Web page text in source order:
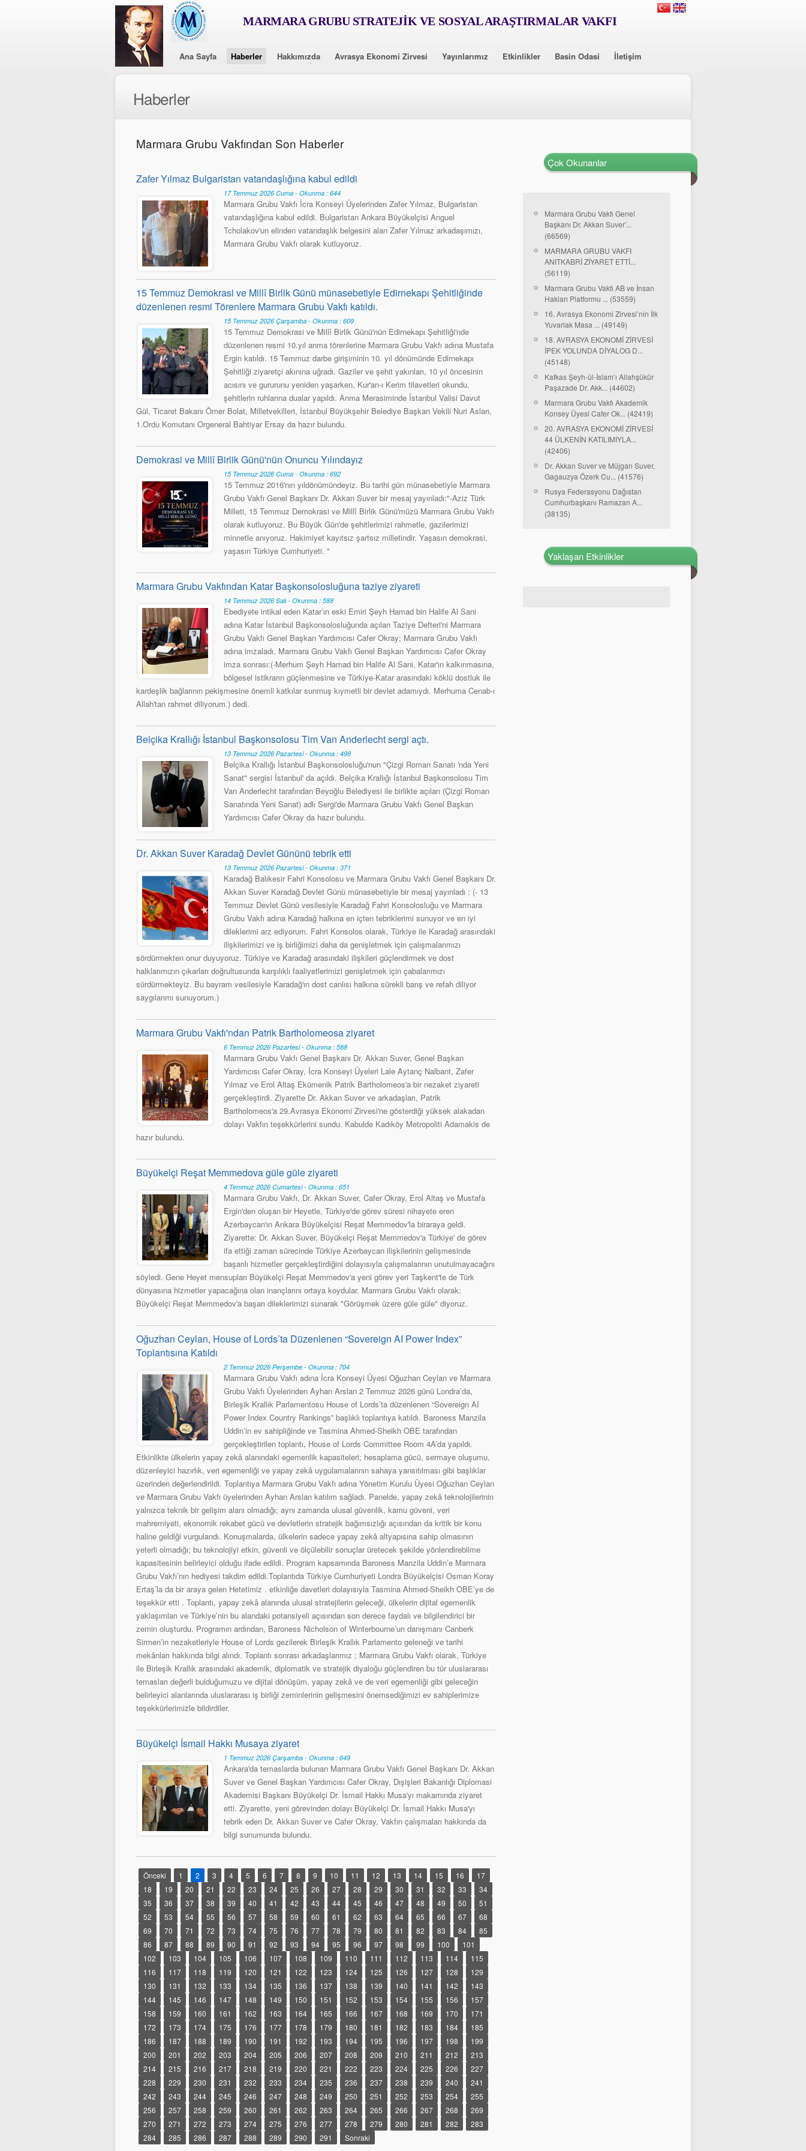
MARMARA GRUBU STRATEJİK VE SOSYAL ARAŞTIRMALAR VAKFI
Ana Sayfa Haberler Hakkımızda Avrasya Ekonomi Zirvesi Yayınlarımız Etkinlikler Basin Odasi İletişim
Haberler
Marmara Grubu Vakfından Son Haberler
Zafer Yılmaz Bulgaristan vatandaşlığına kabul edildi
17 Temmuz 2026 Cuma - Okunma : 644
Marmara Grubu Vakfı İcra Konseyi Üyelerinden Zafer Yılmaz, Bulgaristan
vatandaşlığına kabul edildi. Bulgaristan Ankara Büyükelçisi Anguel
Tcholakov'un elinden vatandaşlık belgesini alan Zafer Yılmaz arkadaşımızı,
Marmara Grubu Vakfı olarak kutluyoruz.
15 Temmuz Demokrasi ve Millî Birlik Günü münasebetiyle Edirnekapı Şehitliğinde
düzenlenen resmi Törenlere Marmara Grubu Vakfı katıldı.
15 Temmuz 2026 Çarşamba - Okunma : 609
15 Temmuz Demokrasi ve Millî Birlik Günü'nün Edirnekapı Şehitliği'nde
düzenlenen resmi 10.yıl anma törenlerine Marmara Grubu Vakfı adına Mustafa
Ergin katıldı. 15 Temmuz darbe girişiminin 10. yıl dönümünde Edirnekapı
Şehitliği ziyaretçi akınına uğradı. Gaziler ve şehit yakınları, 10 yıl öncesinin
acısını ve gururunu yeniden yaşarken, Kur'an-ı Kerim tilavetleri okundu,
şehitlerin ruhlarına dualar yapıldı. Anma Merasiminde İstanbul Valisi Davut
Gül, Ticaret Bakanı Ömer Bolat, Milletvekilleri, İstanbul Büyükşehir Belediye Başkan Vekili Nuri Aslan,
1.Ordu Komutanı Orgeneral Bahtiyar Ersay da hazır bulundu.
Demokrasi ve Millî Birlik Günü'nün Onuncu Yılındayız
15 Temmuz 2026 Cuma - Okunma : 692
15 Temmuz 2016'nın yıldönümündeyiz. Bu tarihi gün münasebetiyle Marmara
Grubu Vakfı Genel Başkanı Dr. Akkan Suver bir mesaj yayınladı:"-Aziz Türk
Milleti, 15 Temmuz Demokrasi ve Millî Birlik Günü'müzü Marmara Grubu Vakfı
olarak kutluyoruz. Bu Büyük Gün'de şehitlerimizi rahmetle, gazilerimizi
minnetle anıyoruz. Hakimiyet kayıtsız şartsız milletindir. Yaşasın demokrasi,
yaşasın Türkiye Cumhuriyeti. "
Marmara Grubu Vakfından Katar Başkonsolosluğuna taziye ziyareti
14 Temmuz 2026 Salı - Okunma : 588
Ebediyete intikal eden Katar’ın eski Emiri Şeyh Hamad bin Halife Al Sani
adına Katar İstanbul Başkonsolosluğunda açılan Taziye Defteri'ni Marmara
Grubu Vakfı Genel Başkan Yardımcısı Cafer Okray; Marmara Grubu Vakfı
adına imzaladı. Marmara Grubu Vakfı Genel Başkan Yardımcısı Cafer Okray
imza sonrası:(-Merhum Şeyh Hamad bin Halife Al Sani, Katar'ın kalkınmasına,
bölgesel istikrarın güçlenmesine ve Türkiye-Katar arasındaki köklü dostluk ile
kardeşlik bağlarının pekişmesine önemli katkılar sunmuş kıymetli bir devlet adamıydı. Merhuma Cenab-ı
Allah'tan rahmet diliyorum.) dedi.
Belçika Krallığı İstanbul Başkonsolosu Tim Van Anderlecht sergi açtı.
13 Temmuz 2026 Pazartesi - Okunma : 498
Belçika Krallığı İstanbul Başkonsolosluğu'nun "Çizgi Roman Sanatı 'nda Yeni
Sanat" sergisi İstanbul' da açıldı. Belçika Krallığı İstanbul Başkonsolosu Tim
Van Anderlecht tarafından Beyoğlu Belediyesi ile birlikte açılan (Çizgi Roman
Sanatında Yeni Sanat) adlı Sergi'de Marmara Grubu Vakfı Genel Başkan
Yardımcısı Cafer Okray da hazır bulundu.
Dr. Akkan Suver Karadağ Devlet Gününü tebrik etti
13 Temmuz 2026 Pazartesi - Okunma : 371
Karadağ Balıkesir Fahri Konsolosu ve Marmara Grubu Vakfı Genel Başkanı Dr.
Akkan Suver Karadağ Devlet Günü münasebetiyle bir mesaj yayınladı : (- 13
Temmuz Devlet Günü vesilesiyle Karadağ Fahri Konsolosluğu ve Marmara
Grubu Vakfı adına Karadağ halkına en içten tebriklerimi sunuyor ve en iyi
dileklerimi arz ediyorum. Fahri Konsolos olarak, Türkiye ile Karadağ arasındaki
ilişkilerimizi ve iş birliğimizi daha da genişletmek için çalışmalarımızı
sördürmekten onur duyuyoruz. Türkiye ve Karadağ arasındaki ilişkileri güçlendirmek ve dost
halklarımızın çıkarları doğrultusunda karşılıklı faaliyetlerimizi genişletmek için çabalarımızı
sürdürmekteyiz. Bu bayram vesilesiyle Karadağ'ın dost canlısı halkına sürekli barış ve refah diliyor
saygılarımı sunuyorum.)
Marmara Grubu Vakfı'ndan Patrik Bartholomeosa ziyaret
6 Temmuz 2026 Pazartesi - Okunma : 588
Marmara Grubu Vakfı Genel Başkanı Dr. Akkan Suver, Genel Başkan
Yardımcısı Cafer Okray, İcra Konseyi Üyeleri Lale Aytanç Nalbant, Zafer
Yılmaz ve Erol Altaş Ekümenik Patrik Bartholomeos'a bir nezaket ziyareti
gerçekleştirdi. Ziyarette Dr. Akkan Suver ve arkadaşları, Patrik
Bartholomeos'a 29.Avrasya Ekonomi Zirvesi'ne gösterdiği yüksek alakadan
dolayı Vakfın teşekkürlerini sundu. Kabulde Kadıköy Metropoliti Adamakis de
hazır bulundu.
Büyükelçi Reşat Memmedova güle güle ziyareti
4 Temmuz 2026 Cumartesi - Okunma : 651
Marmara Grubu Vakfı, Dr. Akkan Suver, Cafer Okray, Erol Altaş ve Mustafa
Ergin'den oluşan bir Heyetle, Türkiye'de görev süresi nihayete eren
Azerbaycan'ın Ankara Büyükelçisi Reşat Memmedov'la biraraya geldi.
Ziyarette: Dr. Akkan Suver, Büyükelçi Reşat Memmedov'a Türkiye' de görev
ifa ettiği zaman sürecinde Türkiye Azerbaycan ilişkilerinin gelişmesinde
başarılı hizmetler gerçekleştirdiğini dolayısıyla çalışmalarının unutulmayacağını
söyledi. Gene Heyet mensupları Büyükelçi Reşat Memmedov'a yeni görev yeri Taşkent'te de Türk
dünyasına hizmetler yapacağına olan inançlarını ortaya koydular. Marmara Grubu Vakfı olarak:
Büyükelçi Reşat Memmedov'a başarı dileklerimizi sunarak "Görüşmek üzere güle güle" diyoruz.
Oğuzhan Ceylan, House of Lords’ta Düzenlenen “Sovereign AI Power Index”
Toplantısına Katıldı
2 Temmuz 2026 Perşembe - Okunma : 704
Marmara Grubu Vakfı adına İcra Konseyi Üyesi Oğuzhan Ceylan ve Marmara
Grubu Vakfı Üyelerinden Ayhan Arslan 2 Temmuz 2026 günü Londra’da,
Birleşik Krallık Parlamentosu House of Lords’ta düzenlenen “Sovereign AI
Power Index Country Rankings” başlıklı toplantıya katıldı. Baroness Manzila
Uddin’in ev sahipliğinde ve Tasmina Ahmed-Sheikh OBE tarafından
gerçekleştirilen toplantı, House of Lords Committee Room 4A’da yapıldı.
Etkinlikte ülkelerin yapay zekâ alanındaki egemenlik kapasiteleri; hesaplama gücü, sermaye oluşumu,
düzenleyici hazırlık, veri egemenliği ve yapay zekâ uygulamalarının sahaya yansıtılması gibi başlıklar
üzerinden değerlendirildi. Toplantıya Marmara Grubu Vakfı adına Yönetim Kurulu Üyesi Oğuzhan Ceylan
ve Marmara Grubu Vakfı üyelerinden Ayhan Arslan katılım sağladı. Panelde, yapay zekâ teknolojilerinin
yalnızca teknik bir gelişim alanı olmadığı; aynı zamanda ulusal güvenlik, kamu güveni, veri
mahremiyeti, ekonomik rekabet gücü ve devletlerin stratejik bağımsızlığı açısından da kritik bir konu
haline geldiği vurgulandı. Konuşmalarda, ülkelerin sadece yapay zekâ altyapısına sahip olmasının
yeterli olmadığı; bu teknolojiyi etkin, güvenli ve ölçülebilir sonuçlar üretecek şekilde yönlendirebilme
kapasitesinin belirleyici olduğu ifade edildi. Program kapsamında Baroness Manzila Uddin’e Marmara
Grubu Vakfı’nın hediyesi takdim edildi.Toplantıda Türkiye Cumhuriyeti Londra Büyükelçisi Osman Koray
Ertaş’la da bir araya gelen Hetetimiz . etkinliğe davetleri dolayısıyla Tasmina Ahmed-Sheikh OBE’ye de
teşekkür etti . Toplantı, yapay zekâ alanında ulusal stratejilerin geleceği, ülkelerin dijital egemenlik
yaklaşımları ve Türkiye’nin bu alandaki potansiyeli açısından son derece faydalı ve bilgilendirici bir
zemin oluşturdu. Programın ardından, Baroness Nicholson of Winterbourne’un danışmanı Canberk
Sirmen’in nezaketleriyle House of Lords gezilerek Birleşik Krallık Parlamento geleneği ve tarihi
mekânları hakkında bilgi alındı. Toplantı sonrası arkadaşlarımız ; Marmara Grubu Vakfı olarak, Türkiye
ile Birleşik Krallık arasındaki akademik, diplomatik ve stratejik diyaloğu güçlendiren bu tür uluslararası
temasları değerli bulduğumuzu ve dijital dönüşüm, yapay zekâ ve de veri egemenliği gibi geleceğin
belirleyici alanlarında uluslararası iş birliği zeminlerinin gelişmesini önemsediğimizi ev sahiplerimize
teşekkürlerimizle bildirdiler.
Büyükelçi İsmail Hakkı Musaya ziyaret
1 Temmuz 2026 Çarşamba - Okunma : 649
Ankara'da temaslarda bulunan Marmara Grubu Vakfı Genel Başkanı Dr. Akkan
Suver ve Genel Başkan Yardımcısı Cafer Okray, Dışişleri Bakanlığı Diplomasi
Akademisi Başkanı Büyükelçi Dr. İsmail Hakkı Musa'yı makamında ziyaret
etti. Ziyarette, yeni görevinden dolayı Büyükelçi Dr. İsmail Hakkı Musa'yı
tebrik eden Dr. Akkan Suver ve Cafer Okray, Vakfın çalışmaları hakkında da
bilgi sunumunda bulundu.
Önceki 1 2 3 4 5 6 7 8 9 10 11 12 13 14 15 16
17
18
19 20 21 22 23 24 25 26 27 28 29 30 31 32 33
34
35
36 37 38 39 40 41 42 43 44 45 46 47 48 49 50
51
52
53 54 55 56 57 58 59 60 61 62 63 64 65 66 67
68
69
70 71 72 73 74 75 76 77 78 79 80 81 82 83 84
85
86
87 88 89 90 91 92 93 94 95 96 97 98 99 100
101
102
103 104 105 106 107 108 109 110 111 112 113 114
115
116
117 118 119 120 121 122 123 124 125 126 127 128
129
130
131 132 133 134 135 136 137 138 139 140 141 142
143
144
145 146 147 148 149 150 151 152 153 154 155 156
157
158
159 160 161 162 163 164 165 166 167 168 169 170
171
172
173 174 175 176 177 178 179 180 181 182 183 184
185
186
187 188 189 190 191 192 193 194 195 196 197 198
199
200
201 202 203 204 205 206 207 208 209 210 211 212
213
214
215 216 217 218 219 220 221 222 223 224 225 226
227
228
229 230 231 232 233 234 235 236 237 238 239 240
241
242
243 244 245 246 247 248 249 250 251 252 253 254
255
256
257 258 259 260 261 262 263 264 265 266 267 268
269
270
271 272 273 274 275 276 277 278 279 280 281 282
283
284
285 286 287 288 289 290 291 Sonraki
Çok Okunanlar
Marmara Grubu Vakfı Genel
Başkanı Dr. Akkan Suver’...
(66569)
MARMARA GRUBU VAKFI
ANITKABRİ ZİYARET ETTİ...
(56119)
Marmara Grubu Vakfı AB ve İnsan
Hakları Platformu ... (53559)
16. Avrasya Ekonomi Zirvesi’nin İlk
Yuvarlak Masa ... (49149)
18. AVRASYA EKONOMİ ZİRVESİ
İPEK YOLUNDA DİYALOG D...
(45148)
Kafkas Şeyh-ül-İslam’ı Allahşükür
Paşazade Dr. Akk... (44602)
Marmara Grubu Vakfı Akademik
Konsey Üyesi Cafer Ok... (42419)
20. AVRASYA EKONOMİ ZİRVESİ
44 ÜLKENİN KATILIMIYLA...
(42406)
Dr. Akkan Suver ve Müjgan Suver,
Gagauzya Özerk Cu... (41576)
Rusya Federasyonu Dağıstan
Cumhurbaşkanı Ramazan A...
(38135)
Yaklaşan Etkinlikler